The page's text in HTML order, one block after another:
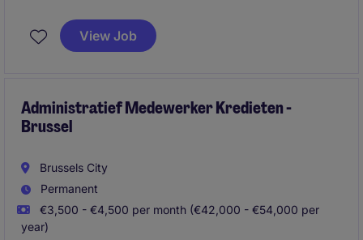
onderhoudt contact met klanten en draagt bij aan een
veilige en correcte verwerking van financiële
View Job
Administratief Medewerker Kredieten -
Brussel
Brussels City
Permanent
€3,500 - €4,500 per month (€42,000 - €54,000 per
year)